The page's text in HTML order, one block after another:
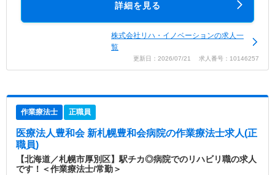
詳細を見る
株式会社リハ・イノベーションの求人一
覧
更新日：2026/07/21 求人番号：10146257
作業療法士 正職員
医療法人豊和会 新札幌豊和会病院の作業療法士求人(正
職員)
【北海道／札幌市厚別区】駅チカ◎病院でのリハビリ職の求人
です！＜作業療法士/常勤＞